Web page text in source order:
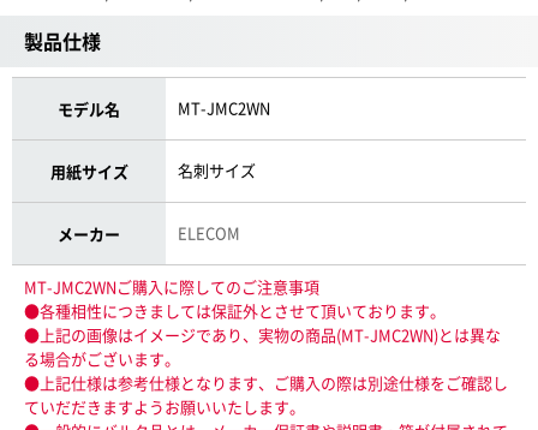
製品仕様
モデル名 MT-JMC2WN
用紙サイズ 名刺サイズ
メーカー ELECOM
MT-JMC2WNご購入に際してのご注意事項
●各種相性につきましては保証外とさせて頂いております。
●上記の画像はイメージであり、実物の商品(MT-JMC2WN)とは異な
る場合がございます。
●上記仕様は参考仕様となります、ご購入の際は別途仕様をご確認し
ていだだきますようお願いいたします。